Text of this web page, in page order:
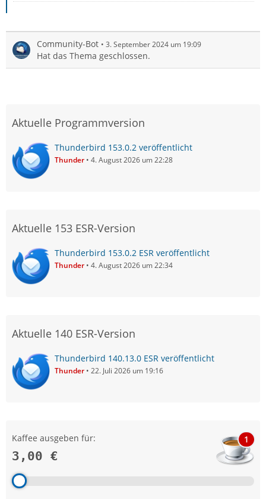
Community-Bot 3. September 2024 um 19:09
Hat das Thema geschlossen.
Aktuelle Programmversion
Thunderbird 153.0.2 veröffentlicht
Thunder 4. August 2026 um 22:28
Aktuelle 153 ESR-Version
Thunderbird 153.0.2 ESR veröffentlicht
Thunder 4. August 2026 um 22:34
Aktuelle 140 ESR-Version
Thunderbird 140.13.0 ESR veröffentlicht
Thunder 22. Juli 2026 um 19:16
Kaffee ausgeben für:
3,00 €
1